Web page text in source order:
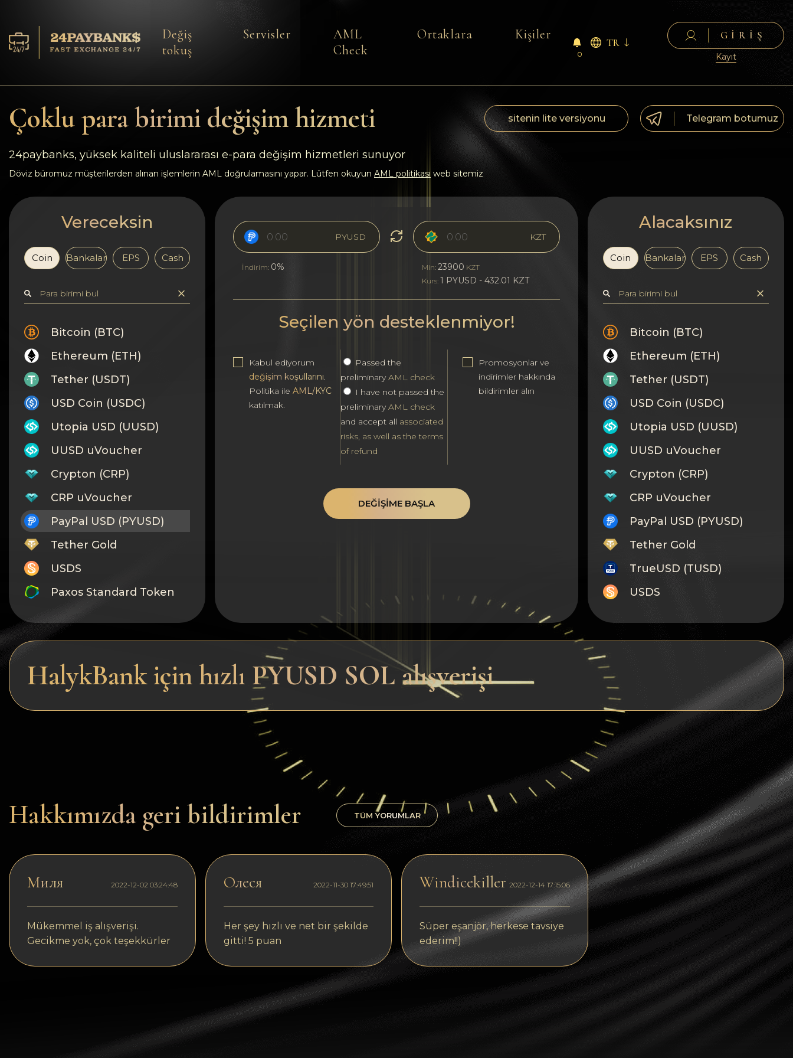
Rezervler
Ortaklara
Geri bildirimler
Kurallar
AML/CFT
Gizlilik
Kişiler
Wiki
FAQ
İtibar
Site Haritası
Değiş
tokuş
Servisler
AML
Check
Ortaklara Kişiler
0
TR
GIRIŞ
Kayıt
Çoklu para birimi değişim hizmeti sitenin lite versiyonu Telegram botumuz
24paybanks, yüksek kaliteli uluslararası e-para değişim hizmetleri sunuyor
Döviz büromuz müşterilerden alınan işlemlerin AML doğrulamasını yapar. Lütfen okuyun AML politikası web sitemiz
Vereceksin
Coin Bankalar EPS Cash
Bitcoin (BTC)
Ethereum (ETH)
Tether (USDT)
USD Coin (USDC)
Utopia USD (UUSD)
UUSD uVoucher
Crypton (CRP)
CRP uVoucher
PayPal USD (PYUSD)
Tether Gold
USDS
Paxos Standard Token
Tron
Litecoin
GRAM
Notcoin (NOT)
Dogecoin
Solana
Cardano (ADA)
Bitcoin Cash
Bitcoin SV (BSV)
PYUSD
İndirim: 0%
KZT
Min: 23900 KZT
Kurs: 1 PYUSD - 432.01 KZT
Seçilen yön desteklenmiyor!
Kabul ediyorum
değişim koşullarını.
Politika ileAML/KYC
katılmak.
Passed the
preliminaryAML check
I have not passed the
preliminaryAML check
and accept all associated
risks, as well as the terms
of refund
Promosyonlar ve
indirimler hakkında
bildirimler alın
DEĞIŞIME BAŞLA
Alacaksınız
Coin Bankalar EPS Cash
Bitcoin (BTC)
Ethereum (ETH)
Tether (USDT)
USD Coin (USDC)
Utopia USD (UUSD)
UUSD uVoucher
Crypton (CRP)
CRP uVoucher
PayPal USD (PYUSD)
Tether Gold
TrueUSD (TUSD)
USDS
Tron
Notcoin (NOT)
BNB BEP20
Stellar
Solana
Polygon (POL)
Ethereum classic (ETC)
Cardano (ADA)
Bitcoin Cash
Bitcoin SV (BSV)
Arbitrum
Optimism (OP)
HalykBank için hızlı PYUSD SOL alışverişi
Hakkımızda geri bildirimler TÜM YORUMLAR
Миля 2022-12-02 03:24:48
Mükemmel iş alışverişi.
Gecikme yok, çok teşekkürler
Олеся 2022-11-30 17:49:51
Her şey hızlı ve net bir şekilde
gitti! 5 puan
Windicekiller 2022-12-14 17:15:06
Süper eşanjör, herkese tavsiye
ederim!!)